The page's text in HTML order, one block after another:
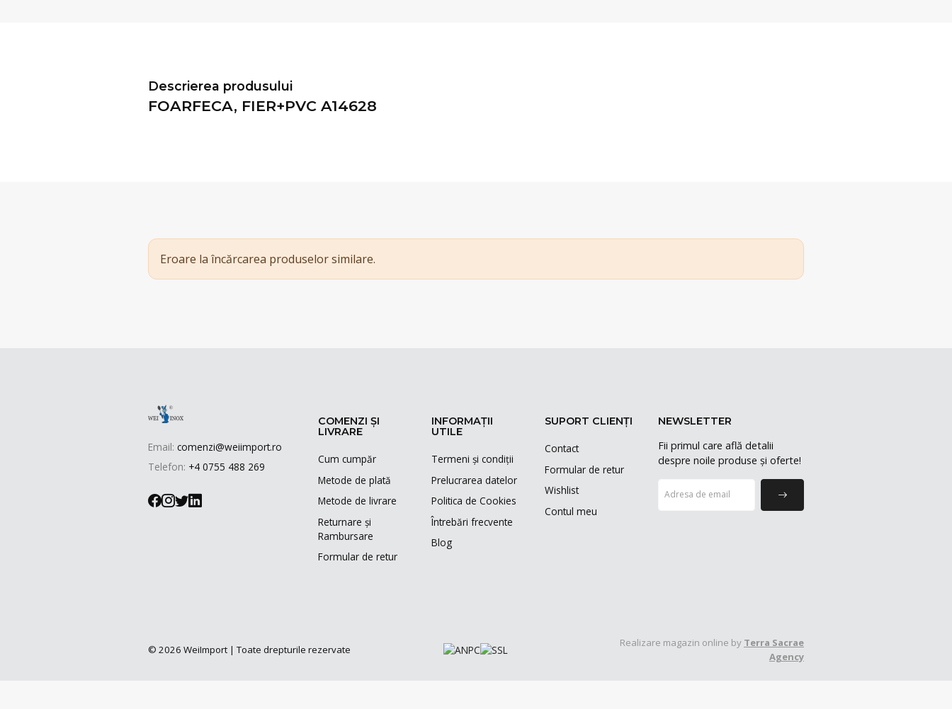
Descrierea produsului
FOARFECA, FIER+PVC A14628
Eroare la încărcarea produselor similare.
Email: comenzi@weiimport.ro
Telefon: +4 0755 488 269
COMENZI ȘI
LIVRARE
Cum cumpăr
Metode de plată
Metode de livrare
Returnare și
Rambursare
Formular de retur
INFORMAȚII
UTILE
Termeni și condiții
Prelucrarea datelor
Politica de Cookies
Întrebări frecvente
Blog
SUPORT CLIENȚI
Contact
Formular de retur
Wishlist
Contul meu
NEWSLETTER
Fii primul care află detalii
despre noile produse și oferte!
© 2026 WeiImport | Toate drepturile rezervate
Realizare magazin online by Terra Sacrae
Agency